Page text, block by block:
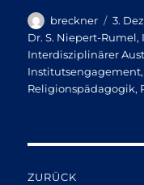
Autor
breckner
am
3.
Dr. S. Niepert-Rumel,
Interdisziplinärer
Institutsengagement,
Religionspädagogik,
ZURÜCK